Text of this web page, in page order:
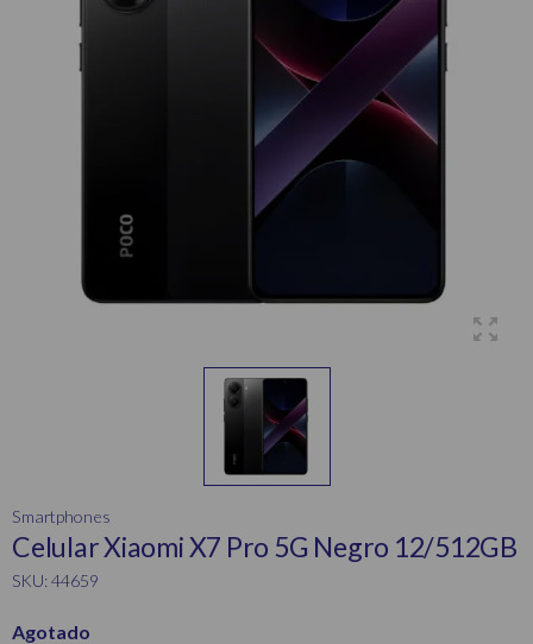
Smartphones
Celular Xiaomi X7 Pro 5G Negro 12/512GB
SKU: 44659
Agotado